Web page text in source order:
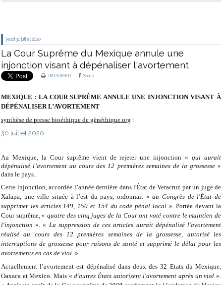
jeudi 30 juillet 2020
La Cour Suprême du Mexique annule une
injonction visant à dépénaliser l'avortement
IMPRIMER Share
MEXIQUE : LA COUR SUPRÊME ANNULE UNE INJONCTION VISANT À
DÉPÉNALISER L’AVORTEMENT
synthèse de presse bioéthique de gènéthique.org :
30 juillet 2020
Au Mexique, la Cour suprême vient de rejeter une injonction «qui aurait
dépénalisé l’avortement au cours des 12 premières semaines de la grossesse»
dans le pays.
Cette injonction, accordée l’année dernière dans l'État de Veracruz par un juge de
Xalapa, une ville située à l’est du pays, ordonnait «au Congrès de l'État de
supprimer les articles 149, 150 et 154 du code pénal local». Portée devant la
Cour suprême, «quatre des cinq juges de la Cour ont voté contre le maintien de
l'injonction ». « La suppression de ces articles aurait dépénalisé l'avortement
réalisé au cours des 12 premières semaines de la grossesse, autorisé les
interruptions de grossesse pour raisons de santé et supprimé le délai pour les
avortements en cas de viol. »
Actuellement l’avortement est dépénalisé dans deux des 32 Etats du Mexique,
Oaxaca et Mexico. Mais «d'autres États autorisent l'avortement après un viol ».